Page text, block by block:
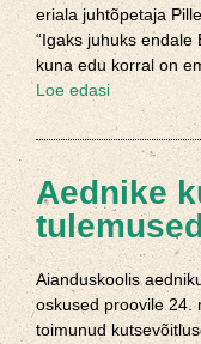
eriala juhtõpetaja
“Igaks juhuks endale
kuna edu korral on
Loe edasi
Aednike
Aianduskoolis
oskused proovile 24.
toimunud